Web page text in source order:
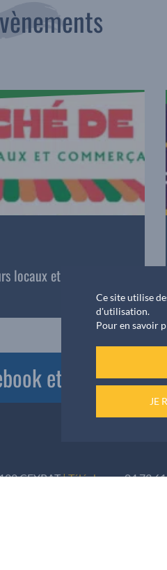
locaux et
et
CEYRAT|Téléphone:04 73
Ce site utilise
d'utilisation.
Pour en savoir
JE